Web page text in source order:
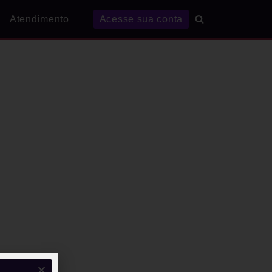
Atendimento Acesse sua conta